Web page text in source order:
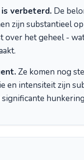
verbeterd. De
zijn substantieel
over het geheel -
Ze komen nog
en intensiteit zijn